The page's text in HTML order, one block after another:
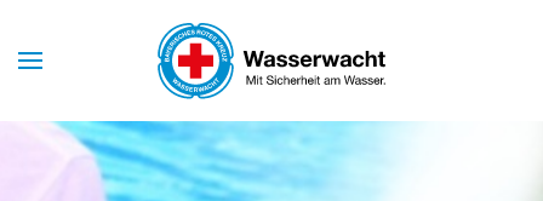
Skip to main content